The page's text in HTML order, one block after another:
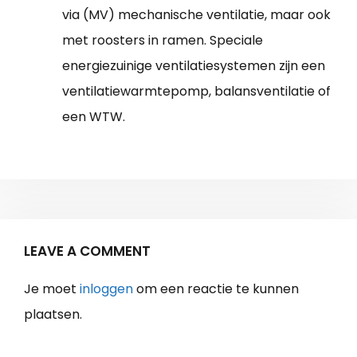
via (MV) mechanische ventilatie, maar ook
met roosters in ramen. Speciale
energiezuinige ventilatiesystemen zijn een
ventilatiewarmtepomp, balansventilatie of
een WTW.
LEAVE A COMMENT
Je moet inloggenom een reactie te kunnen
plaatsen.